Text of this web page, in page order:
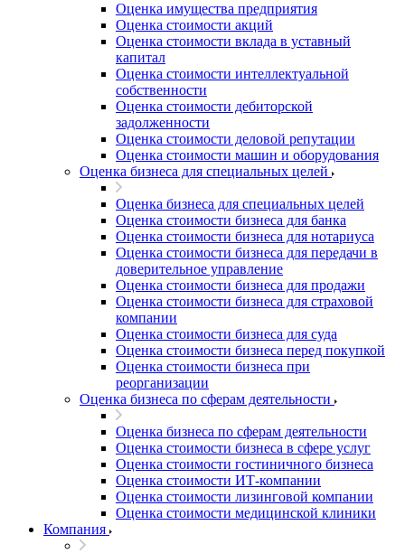
Оценка имущества предприятия
Оценка стоимости акций
Оценка стоимости вклада в уставный
капитал
Оценка стоимости интеллектуальной
собственности
Оценка стоимости дебиторской
задолженности
Оценка стоимости деловой репутации
Оценка стоимости машин и оборудования
Оценка бизнеса для специальных целей
Оценка бизнеса для специальных целей
Оценка стоимости бизнеса для банка
Оценка стоимости бизнеса для нотариуса
Оценка стоимости бизнеса для передачи в
доверительное управление
Оценка стоимости бизнеса для продажи
Оценка стоимости бизнеса для страховой
компании
Оценка стоимости бизнеса для суда
Оценка стоимости бизнеса перед покупкой
Оценка стоимости бизнеса при
реорганизации
Оценка бизнеса по сферам деятельности
Оценка бизнеса по сферам деятельности
Оценка стоимости бизнеса в сфере услуг
Оценка стоимости гостиничного бизнеса
Оценка стоимости ИТ-компании
Оценка стоимости лизинговой компании
Оценка стоимости медицинской клиники
Компания